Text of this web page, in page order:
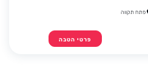
פתח תקווה
פרטי הטבה